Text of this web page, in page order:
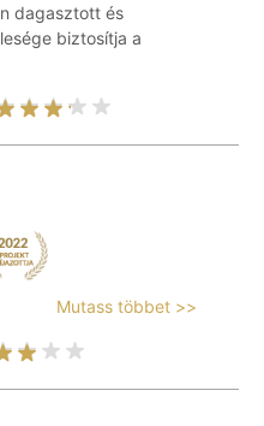
dagasztott és
biztosítja a
Mutass többet >>